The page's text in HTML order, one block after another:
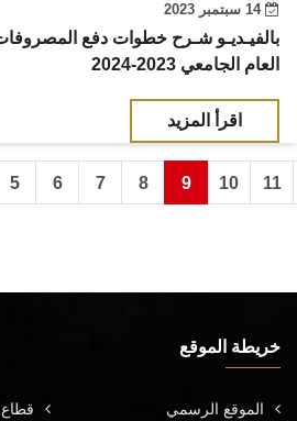
14 سبتمبر 2023
بالفيـديـو شـرح خطوات دفع المصروفات
العام الجامعي 2023-2024
اقرأ المزيد
5 6 7 8 9 10 11
خريطة الموقع
الموقع الرسمي قطاع